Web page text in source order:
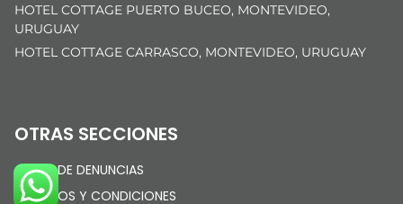
HOTEL COTTAGE PUERTO BUCEO, MONTEVIDEO,
URUGUAY
HOTEL COTTAGE CARRASCO, MONTEVIDEO, URUGUAY
OTRAS SECCIONES
CANAL DE DENUNCIAS
TÉRMINOS Y CONDICIONES